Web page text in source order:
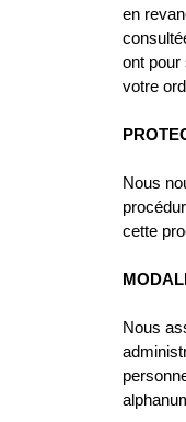
en
ont pour
votre
Nous
cette
Nous